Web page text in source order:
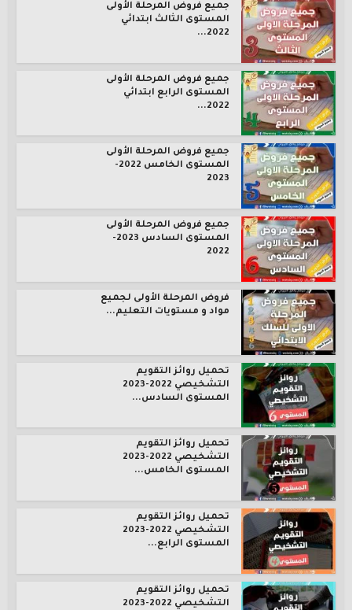
جميع فروض المرحلة الأولى
المستوى الثالث ابتدائي
2022...
جميع فروض المرحلة الأولى
المستوى الرابع ابتدائي
2022...
جميع فروض المرحلة الأولى
المستوى الخامس 2022-
2023
جميع فروض المرحلة الأولى
المستوى السادس 2023-
2022
فروض المرحلة الأولى لجميع
مواد و مستويات التعليم...
تحميل روائز التقويم
التشخيصي 2022-2023
المستوى السادس...
تحميل روائز التقويم
التشخيصي 2022-2023
المستوى الخامس...
تحميل روائز التقويم
التشخيصي 2022-2023
المستوى الرابع...
تحميل روائز التقويم
التشخيصي 2022-2023